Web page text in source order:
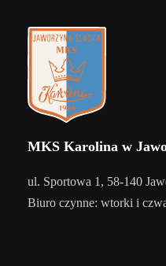
MKS Karolina w
ul. Sportowa 1, 58-140
Biuro czynne: wtorki i